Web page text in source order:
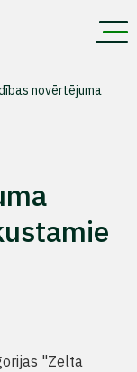
novērtējuma
"Zelta